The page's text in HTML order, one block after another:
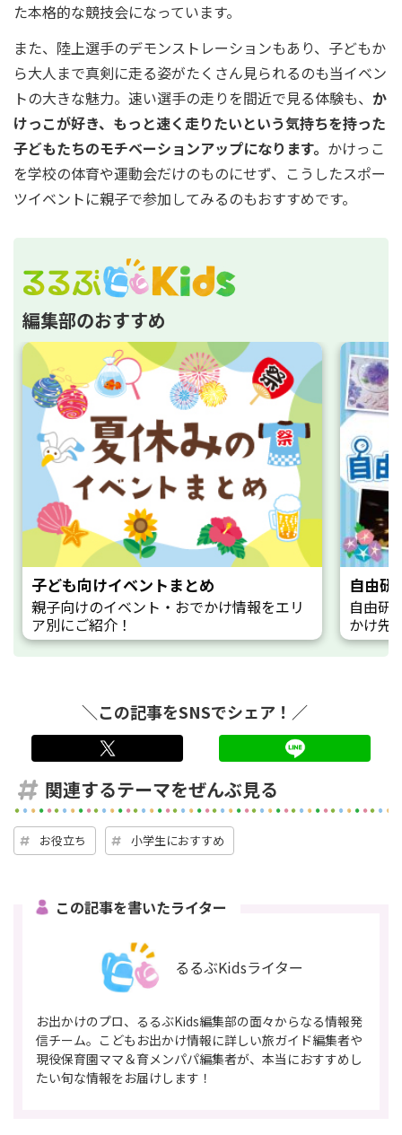
た本格的な競技会になっています。
また、陸上選手のデモンストレーションもあり、子どもか
ら大人まで真剣に走る姿がたくさん見られるのも当イベン
トの大きな魅力。速い選手の走りを間近で見る体験も、 か
けっこが好き、もっと速く走りたいという気持ちを持った
子どもたちのモチベーションアップになります。 かけっこ
を学校の体育や運動会だけのものにせず、こうしたスポー
ツイベントに親子で参加してみるのもおすすめです。
編集部のおすすめ
子ども向けイベントまとめ
親子向けのイベント・おでかけ情報をエリ
ア別にご紹介！
自由研
自由研
かけ先
＼この記事をSNSでシェア！／
関連するテーマをぜんぶ見る
お役立ち 小学生におすすめ
この記事を書いたライター
るるぶKidsライター
お出かけのプロ、るるぶKids編集部の面々からなる情報発
信チーム。こどもお出かけ情報に詳しい旅ガイド編集者や
現役保育園ママ＆育メンパパ編集者が、本当におすすめし
たい旬な情報をお届けします！